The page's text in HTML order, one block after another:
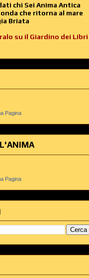
chi Sei Anima Antica
onda che ritorna al mare
Briata
su il Giardino dei Libri
Pagina
Pagina